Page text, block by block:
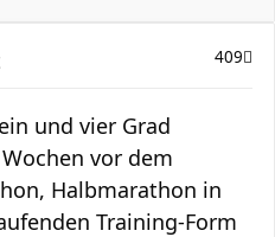
409
und vier Grad
vor dem
Halbmarathon in
Training-Form